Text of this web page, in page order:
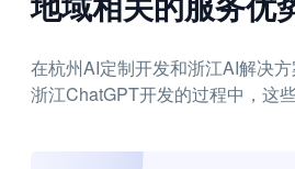
在杭州AI定制开发和浙江AI解决
浙江ChatGPT开发的过程中，这